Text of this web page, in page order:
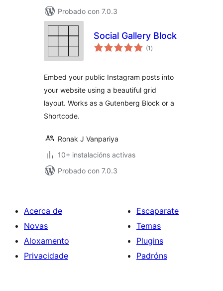
Probado con 7.0.3
Social Gallery Block
(1 valoracións
totais
)
Embed your public Instagram posts into
your website using a beautiful grid
layout. Works as a Gutenberg Block or a
Shortcode.
Ronak J Vanpariya
10+ instalacións activas
Probado con 7.0.3
Acerca de
Novas
Aloxamento
Privacidade
Escaparate
Temas
Plugins
Padróns